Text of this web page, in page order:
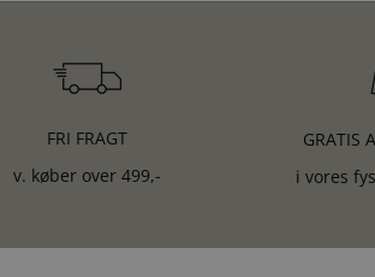
FRI FRAGT
v. køber over 499,-
GRATIS
i vores